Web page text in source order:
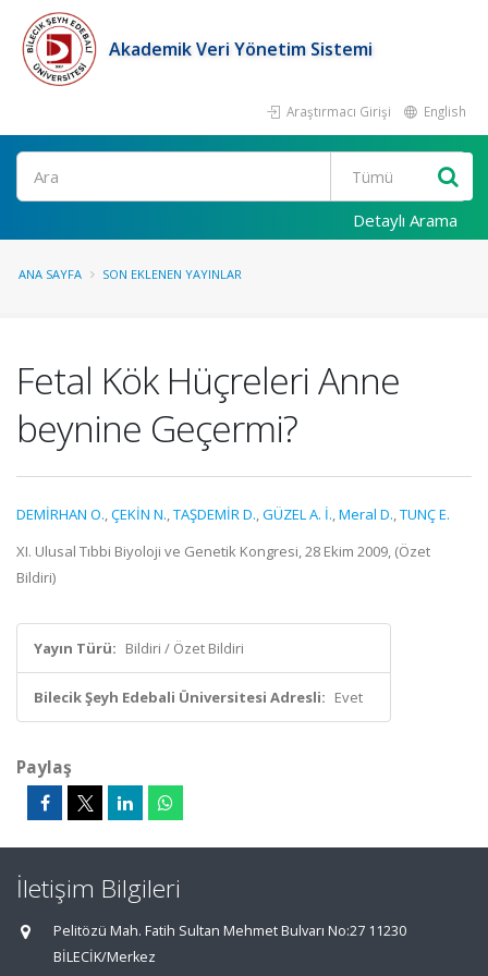
Akademik Veri Yönetim Sistemi
Araştırmacı Girişi English
Ara
Detaylı Arama
ANA SAYFA SON EKLENEN YAYINLAR
Fetal Kök Hüçreleri Anne
beynine Geçermi?
DEMİRHAN O.,ÇEKİN N.,TAŞDEMİR D.,GÜZEL A. İ.,Meral D.,TUNÇ E.
XI. Ulusal Tıbbi Biyoloji ve Genetik Kongresi, 28 Ekim 2009, (Özet
Bildiri)
Yayın Türü: Bildiri / Özet Bildiri
Bilecik Şeyh Edebali Üniversitesi Adresli: Evet
Paylaş
İletişim Bilgileri
Pelitözü Mah. Fatih Sultan Mehmet Bulvarı No:27 11230
BİLECİK/Merkez